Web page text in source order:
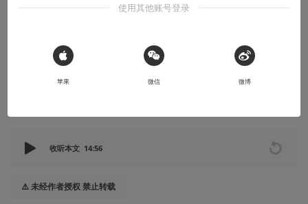
S12图说丨四强篇T1 vs JDG——终点
收听本文 14:56
⚠️ 未经作者授权 禁止转载
使用其他账号登录
 Sign in with Apple
苹果 微信 微博